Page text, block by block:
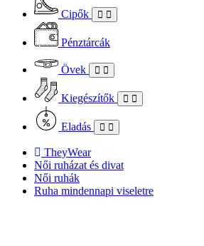
Cipők
Pénztárcák
Övek
Kiegészítők
Eladás
TheyWear
Női ruházat és divat
Női ruhák
Ruha mindennapi viseletre